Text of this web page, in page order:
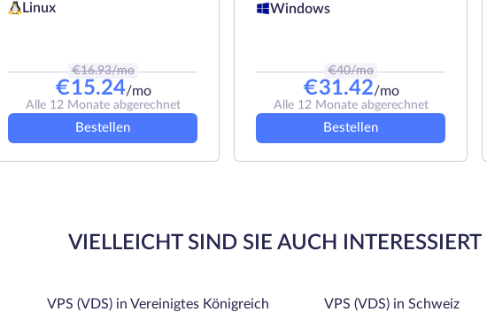
Linux
€16.93/mo
€15.24/mo
Alle 12 Monate abgerechnet
Bestellen
Windows
€40/mo
€31.42/mo
Alle 12 Monate abgerechnet
Bestellen
VIELLEICHT SIND SIE AUCH INTERESSIERT
VPS (VDS) in Vereinigtes Königreich VPS (VDS) in Schweiz